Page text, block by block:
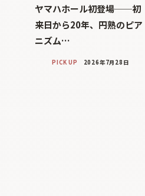
ヤマハホール初登場──初
来日から20年、円熟のピア
ニズム…
PICK UP 2026年7月28日